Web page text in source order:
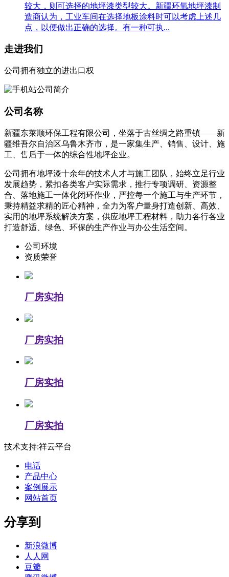
较大，则可选择的地坪漆类型较大。新疆环氧地坪漆制
造商认为，工业车间在选择地板涂料时可以考虑上述几
点，以便做出正确的选择。有一种可执...
走进我们
公司拥有独立的进出口权
公司名称
新疆东莱顺环保工程有限公司，坐落于古丝绸之路重镇——新
疆维吾尔自治区乌鲁木齐市，是一家集生产、销售、设计、施
工、售后于一体的综合性地坪企业。
公司拥有地坪漆十余年的技术人才与施工团队，始终立足行业
发展趋势，紧扣各类客户实际需求，推行专项调研、资源整
合、落地施工一体化闭环作业，严控每一个施工与生产环节，
秉持精益求精的匠心精神，全力为客户量身打造创新、高效、
实用的地坪系统解决方案，供应地坪工程材料，助力各行各业
打造舒适、绿色、环保的生产作业与办公生活空间。
公司环境
资质荣誉
厂房实拍
厂房实拍
厂房实拍
厂房实拍
技术支持:祥云平台
电话
产品中心
案例展示
网站首页
分享到
新浪微博
人人网
豆瓣